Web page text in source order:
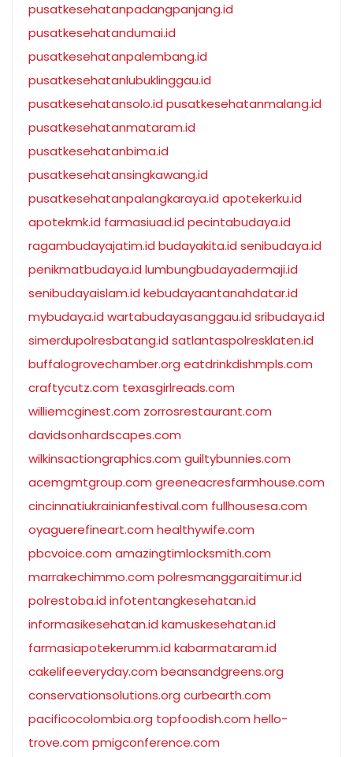
pusatkesehatanpadangpanjang.id
pusatkesehatandumai.id
pusatkesehatanpalembang.id
pusatkesehatanlubuklinggau.id
pusatkesehatansolo.id pusatkesehatanmalang.id
pusatkesehatanmataram.id
pusatkesehatanbima.id
pusatkesehatansingkawang.id
pusatkesehatanpalangkaraya.id apotekerku.id
apotekmk.id farmasiuad.id pecintabudaya.id
ragambudayajatim.id budayakita.id senibudaya.id
penikmatbudaya.id lumbungbudayadermaji.id
senibudayaislam.id kebudayaantanahdatar.id
mybudaya.id wartabudayasanggau.id sribudaya.id
simerdupolresbatang.id satlantaspolresklaten.id
buffalogrovechamber.org eatdrinkdishmpls.com
craftycutz.com texasgirlreads.com
williemcginest.com zorrosrestaurant.com
davidsonhardscapes.com
wilkinsactiongraphics.com guiltybunnies.com
acemgmtgroup.com greeneacresfarmhouse.com
cincinnatiukrainianfestival.com fullhousesa.com
oyaguerefineart.com healthywife.com
pbcvoice.com amazingtimlocksmith.com
marrakechimmo.com polresmanggaraitimur.id
polrestoba.id infotentangkesehatan.id
informasikesehatan.id kamuskesehatan.id
farmasiapotekerumm.id kabarmataram.id
cakelifeeveryday.com beansandgreens.org
conservationsolutions.org curbearth.com
pacificocolombia.org topfoodish.com hello-
trove.com pmigconference.com